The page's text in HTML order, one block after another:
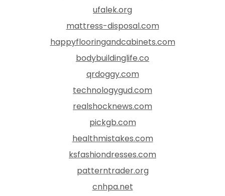
ufalek.org
mattress-disposal.com
happyflooringandcabinets.com
bodybuildinglife.co
qrdoggy.com
technologygud.com
realshocknews.com
pickgb.com
healthmistakes.com
ksfashiondresses.com
patterntrader.org
cnhpa.net